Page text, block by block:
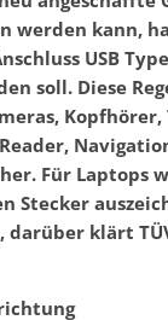
werden kann,
USB
soll. Diese
Für Laptops
Stecker
klärt